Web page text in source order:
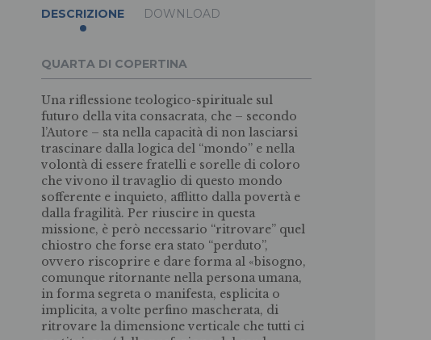
DESCRIZIONE DOWNLOAD
QUARTA DI COPERTINA
Una riflessione teologico-spirituale sul
futuro della vita consacrata, che – secondo
l’Autore – sta nella capacità di non lasciarsi
trascinare dalla logica del “mondo” e nella
volontà di essere fratelli e sorelle di coloro
che vivono il travaglio di questo mondo
sofferente e inquieto, afflitto dalla povertà e
dalla fragilità. Per riuscire in questa
missione, è però necessario “ritrovare” quel
chiostro che forse era stato “perduto”,
ovvero riscoprire e dare forma al «bisogno,
comunque ritornante nella persona umana,
in forma segreta o manifesta, esplicita o
implicita, a volte perfino mascherata, di
ritrovare la dimensione verticale che tutti ci